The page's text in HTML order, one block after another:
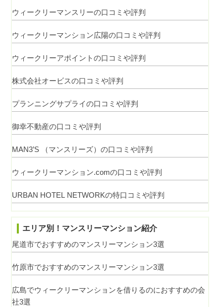
ウィークリーマンスリーの口コミや評判
ウィークリーマンション広陽の口コミや評判
ウィークリーアポイントの口コミや評判
株式会社オービスの口コミや評判
プランニングサプライの口コミや評判
御幸不動産の口コミや評判
MAN3’S （マンスリーズ）の口コミや評判
ウィークリーマンション.comの口コミや評判
URBAN HOTEL NETWORKの特口コミや評判
エリア別！マンスリーマンション紹介
尾道市でおすすめのマンスリーマンション3選
竹原市でおすすめのマンスリーマンション3選
広島でウィークリーマンションを借りるのにおすすめの会
社3選